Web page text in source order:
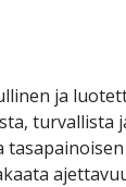
ja
turvallista